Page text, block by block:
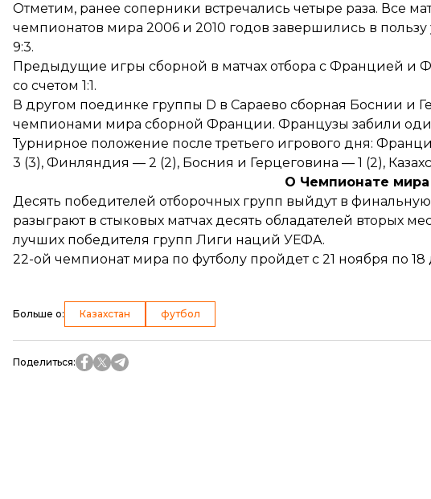
Отметим, ранее соперники встречались четыре раза. Все
чемпионатов мира 2006 и 2010 годов завершились в
9:3.
Предыдущие игры сборной в матчах отбора с Францией и
со счетом 1:1.
В другом поединке группы D в Сараево сборная Боснии и
чемпионами мира сборной Франции. Французы забили
Турнирное положение после третьего игрового дня:
3 (3), Финляндия — 2 (2), Босния и Герцеговина — 1 (2),
О Чемпионате мира
Десять победителей отборочных групп выйдут в
разыграют в стыковых матчах десять обладателей вторых
лучших победителя групп Лиги наций УЕФА.
22-ой чемпионат мира по футболу пройдет с 21 ноября по 18
Больше о: Казахстан футбол
Поделиться: